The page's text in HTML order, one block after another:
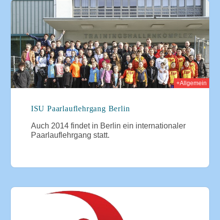
+Allgemein
ISU Paarlauflehrgang Berlin
Auch 2014 findet in Berlin ein internationaler
Paarlauflehrgang statt.